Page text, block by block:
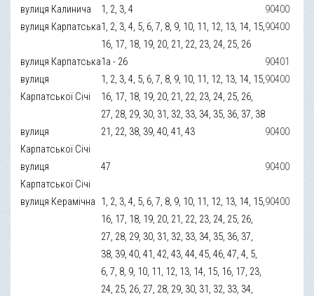
вулиця Калинича 1, 2, 3, 4
90400
вулиця Карпатська1, 2, 3, 4, 5, 6, 7, 8, 9, 10, 11, 12, 13, 14, 15,
16, 17, 18, 19, 20, 21, 22, 23, 24, 25, 26
90400
вулиця Карпатська1а - 26
90401
вулиця
Карпатської Січі
1, 2, 3, 4, 5, 6, 7, 8, 9, 10, 11, 12, 13, 14, 15,
16, 17, 18, 19, 20, 21, 22, 23, 24, 25, 26,
27, 28, 29, 30, 31, 32, 33, 34, 35, 36, 37, 38
90400
вулиця
Карпатської Січі
21, 22, 38, 39, 40, 41, 43 90400
вулиця
Карпатської Січі
47 90400
вулиця Керамічна 1, 2, 3, 4, 5, 6, 7, 8, 9, 10, 11, 12, 13, 14, 15,
16, 17, 18, 19, 20, 21, 22, 23, 24, 25, 26,
27, 28, 29, 30, 31, 32, 33, 34, 35, 36, 37,
38, 39, 40, 41, 42, 43, 44, 45, 46, 47, 4, 5,
6, 7, 8, 9, 10, 11, 12, 13, 14, 15, 16, 17, 23,
24, 25, 26, 27, 28, 29, 30, 31, 32, 33, 34,
90400